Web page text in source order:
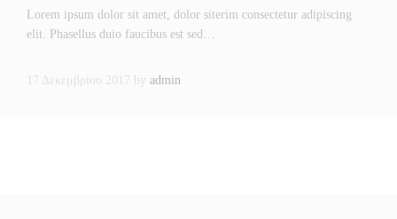
Lorem ipsum dolor sit amet, dolor siterim consectetur adipiscing
elit. Phasellus duio faucibus est sed…
17 Δεκεμβρίου 2017 by admin